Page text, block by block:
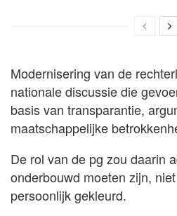
Modernisering van de
nationale discussie die
basis van transparantie,
maatschappelijke
De rol van de pg zou daarin
onderbouwd moeten zijn,
persoonlijk gekleurd.